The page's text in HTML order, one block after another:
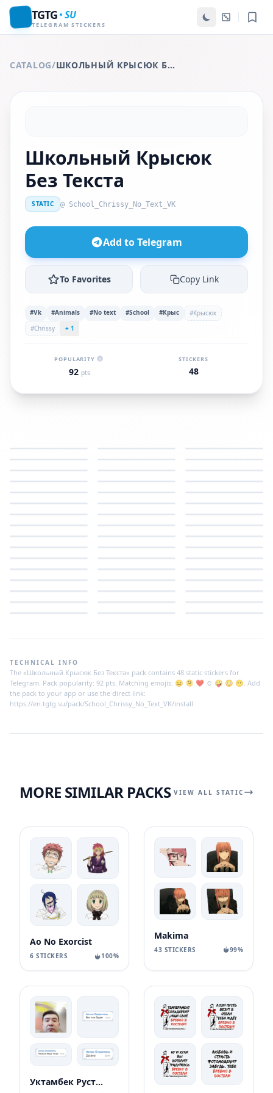
TGTG SU
TELEGRAM STICKERS
CATALOG/ ШКОЛЬНЫЙ КРЫСЮК БЕЗ ТЕКСТА
Школьный Крысюк
Без Текста
STATIC @ School_Chrissy_No_Text_VK
Add to Telegram
To Favorites Copy Link
#Vk #Animals #No text #School #Крыс
#Крысюк
#Chrissy
+ 1
POPULARITY
92 pts
STICKERS
48
TECHNICAL INFO
The «Школьный Крысюк Без Текста» pack contains 48 static stickers for
Telegram. Pack popularity: 92 pts. Matching emojis: 😐 🫠 ❤️ ☺️ 🤪 😳 😶. Add
the pack to your app or use the direct link:
https://en.tgtg.su/pack/School_Chrissy_No_Text_VK/install
MORE SIMILAR PACKS VIEW ALL STATIC
Ao No Exorcist
6 STICKERS 100%
Makima
43 STICKERS 99%
Уктамбек Рустамбекович